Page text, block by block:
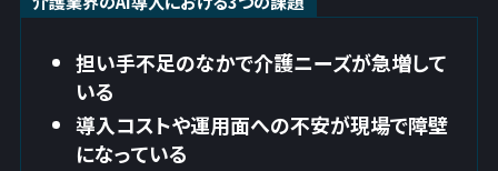
担い手不足のなかで介護ニーズが急増して
いる
導入コストや運用面への不安が現場で障壁
になっている